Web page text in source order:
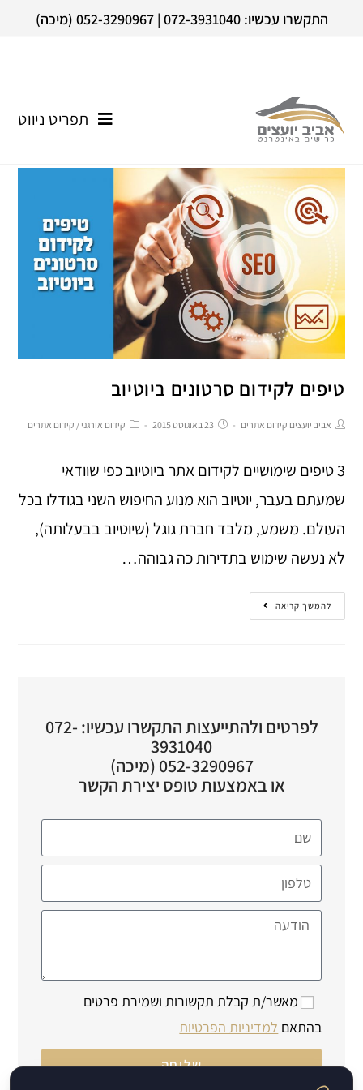
התקשרו עכשיו: 072-3931040 | 052-3290967 (מיכה)
תפריט ניווט
טיפים לקידום סרטונים ביוטיוב
אביב יועצים קידום אתרים 23 באוגוסט 2015 קידום אורגני / קידום אתרים
3 טיפים שימושיים לקידום אתר ביוטיוב כפי שוודאי
שמעתם בעבר, יוטיוב הוא מנוע החיפוש השני בגודלו בכל
העולם. משמע, מלבד חברת גוגל (שיוטיוב בבעלותה),
לא נעשה שימוש בתדירות כה גבוהה…
להמשך קריאה
לפרטים ולהתייעצות התקשרו עכשיו: 072-
3931040
052-3290967 (מיכה)
או באמצעות טופס יצירת הקשר
מאשר/ת קבלת תקשורות ושמירת פרטים
בהתאם למדיניות הפרטיות
שליחה